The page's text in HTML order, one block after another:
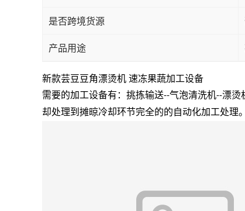
是否跨境货源
产品用途
新款芸豆豆角漂烫机 速冻果蔬加工设备
需要的加工设备有：挑拣输送--气泡清洗机--漂烫
却处理到摊晾冷却环节完全的的自动化加工处理